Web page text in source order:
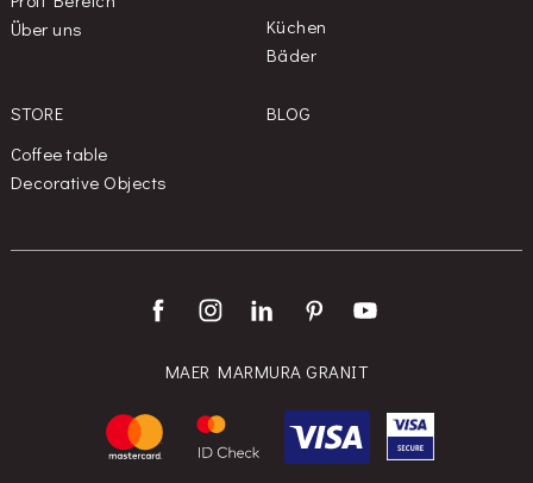
Über uns
Küchen
Bäder
STORE
Coffee table
Decorative Objects
BLOG
MAER MARMURA GRANIT